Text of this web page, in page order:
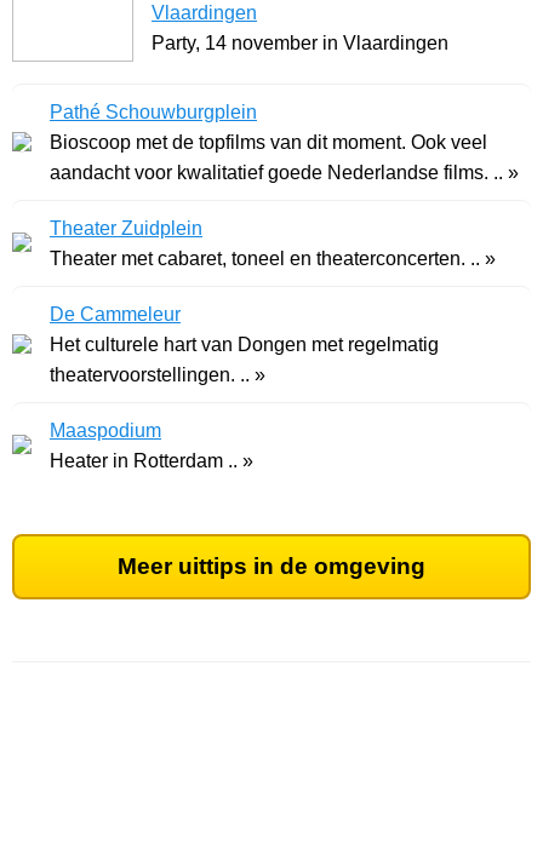
Vlaardingen
Party, 14 november in Vlaardingen
Pathé Schouwburgplein
Bioscoop met de topfilms van dit moment. Ook veel
aandacht voor kwalitatief goede Nederlandse films. .. »
Theater Zuidplein
Theater met cabaret, toneel en theaterconcerten. .. »
De Cammeleur
Het culturele hart van Dongen met regelmatig
theatervoorstellingen. .. »
Maaspodium
Heater in Rotterdam .. »
Meer uittips in de omgeving